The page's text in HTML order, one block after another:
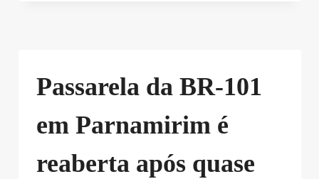
Passarela da BR-101
em Parnamirim é
reaberta após quase